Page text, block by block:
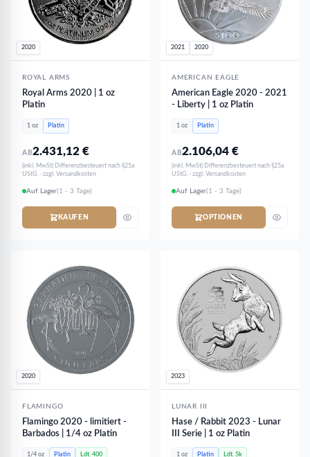
2020
ROYAL ARMS
Royal Arms 2020 | 1 oz
Platin
1 oz Platin
AB2.431,12€
(inkl. MwSt) Differenzbesteuert nach §25a
UStG. · zzgl. Versandkosten
Auf Lager(1 - 3 Tage)
KAUFEN
2021 2020
AMERICAN EAGLE
American Eagle 2020 - 2021
- Liberty | 1 oz Platin
1 oz Platin
AB2.106,04€
(inkl. MwSt) Differenzbesteuert nach §25a
UStG. · zzgl. Versandkosten
Auf Lager(1 - 3 Tage)
OPTIONEN
2020
FLAMINGO
Flamingo 2020 - limitiert -
Barbados | 1/4 oz Platin
1/4 oz Platin Ldt. 400
2023
LUNAR III
Hase / Rabbit 2023 - Lunar
III Serie | 1 oz Platin
1 oz Platin Ldt. 5k